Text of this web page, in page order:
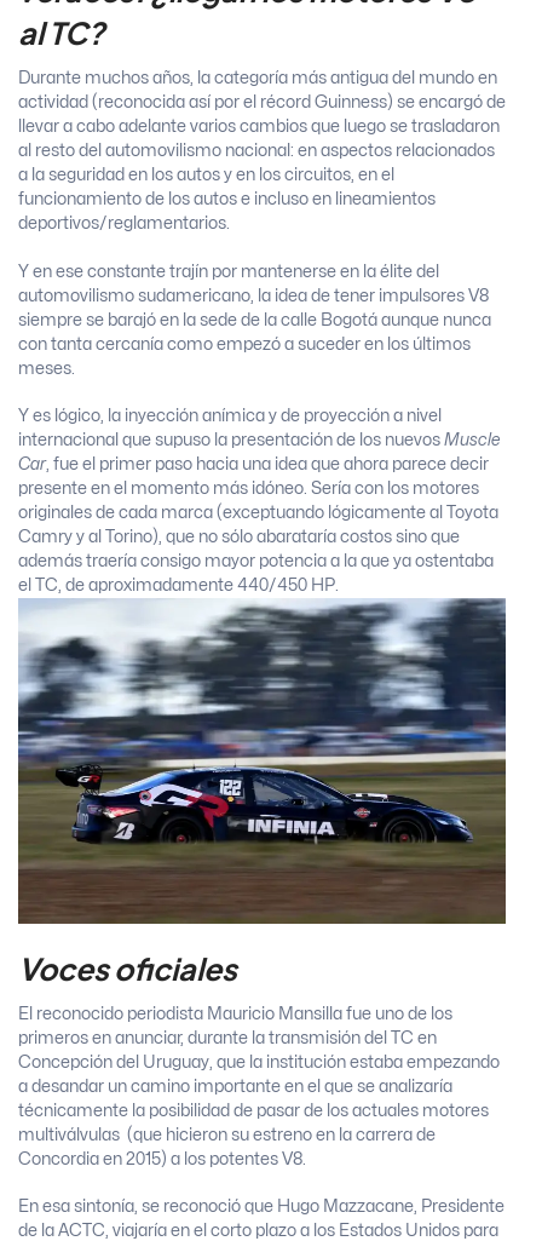
al TC?
Durante muchos años, la categoría más antigua del mundo en
actividad (reconocida así por el récord Guinness) se encargó de
llevar a cabo adelante varios cambios que luego se trasladaron
al resto del automovilismo nacional: en aspectos relacionados
a la seguridad en los autos y en los circuitos, en el
funcionamiento de los autos e incluso en lineamientos
deportivos/reglamentarios.
Y en ese constante trajín por mantenerse en la élite del
automovilismo sudamericano, la idea de tener impulsores V8
siempre se barajó en la sede de la calle Bogotá aunque nunca
con tanta cercanía como empezó a suceder en los últimos
meses.
Y es lógico, la inyección anímica y de proyección a nivel
internacional que supuso la presentación de los nuevos Muscle
Car, fue el primer paso hacia una idea que ahora parece decir
presente en el momento más idóneo. Sería con los motores
originales de cada marca (exceptuando lógicamente al Toyota
Camry y al Torino), que no sólo abarataría costos sino que
además traería consigo mayor potencia a la que ya ostentaba
el TC, de aproximadamente 440/450 HP.
Voces oficiales
El reconocido periodista Mauricio Mansilla fue uno de los
primeros en anunciar, durante la transmisión del TC en
Concepción del Uruguay, que la institución estaba empezando
a desandar un camino importante en el que se analizaría
técnicamente la posibilidad de pasar de los actuales motores
multiválvulas (que hicieron su estreno en la carrera de
Concordia en 2015) a los potentes V8.
En esa sintonía, se reconoció que Hugo Mazzacane, Presidente
de la ACTC, viajaría en el corto plazo a los Estados Unidos para